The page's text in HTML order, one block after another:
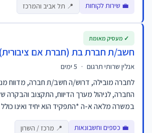
💼 שירות לקוחות 📍 תל אביב והמרכז
חשב/ת חברת בת (חברת אם ציבורית)
אנלין שרותי תרגום ·
לחברה מובילה, דרוש/ה חשב/ת חברה, מדווח
החברה, לניהול מערך הדיווח, התקצוב והבקרה
במשרה מלאה א-ה *התפקיד הוא יחיד ואינו כולל
💼 כספים וחשבונאות 📍 מרכז / השרון
✓ מעסיק מאומת